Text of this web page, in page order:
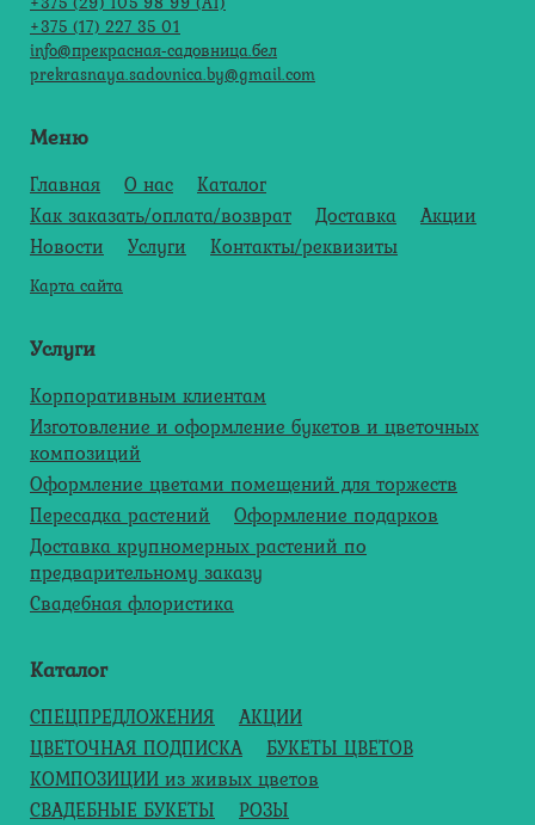
+375 (17) 227 35 01
info@прекрасная-садовница.бел
prekrasnaya.sadovnica.by@gmail.com
Меню
Главная О нас
Каталог
Как заказать/оплата/возврат
Доставка
Акции
Новости
Услуги Контакты/реквизиты
Карта сайта
Услуги
Корпоративным клиентам
Изготовление и оформление букетов и цветочных
композиций
Оформление цветами помещений для торжеств
Пересадка растений
Оформление подарков
Доставка крупномерных растений по
предварительному заказу
Свадебная флористика
Каталог
СПЕЦПРЕДЛОЖЕНИЯ
АКЦИИ
ЦВЕТОЧНАЯ ПОДПИСКА
БУКЕТЫ ЦВЕТОВ
КОМПОЗИЦИИ из живых цветов
СВАДЕБНЫЕ БУКЕТЫ
РОЗЫ